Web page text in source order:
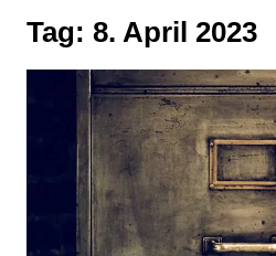
Tag: 8. April 2023